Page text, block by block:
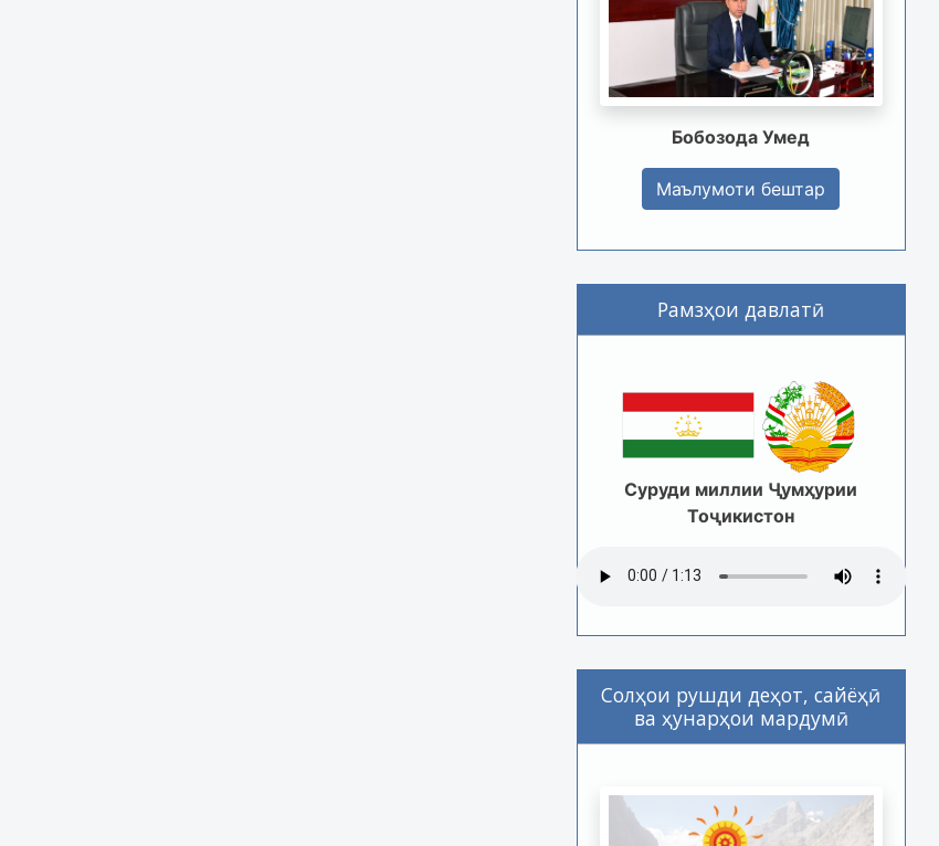
Бобозода Умед
Маълумоти бештар
Рамзҳои давлатӣ
Суруди миллии Ҷумҳурии
Тоҷикистон
Солҳои рушди деҳот, сайёҳӣ
ва ҳунарҳои мардумӣ